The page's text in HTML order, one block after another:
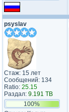
psyslav
Стаж: 15 лет
Сообщений: 134
Ratio: 25.15
Раздал: 9.191 TB
100%